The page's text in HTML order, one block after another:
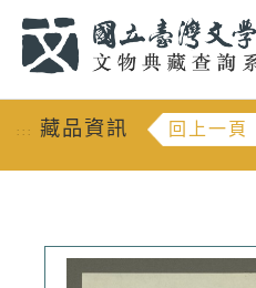
::: 藏品資訊 回上一頁